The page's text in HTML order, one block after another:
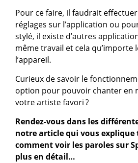
Pour ce faire, il faudrait
réglages sur l’application ou
stylé, il existe d’autres
même travail et cela qu’importe
l’appareil.
Curieux de savoir le
option pour pouvoir chanter en
votre artiste favori ?
Rendez-vous dans les
notre article qui vous
comment voir les paroles sur
plus en détail…